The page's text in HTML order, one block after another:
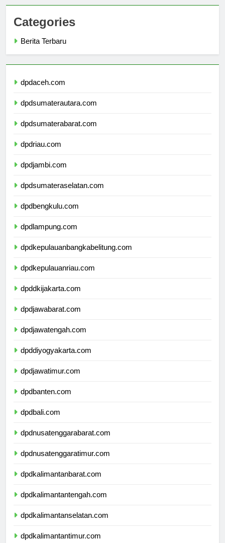
Categories
Berita Terbaru
dpdaceh.com
dpdsumaterautara.com
dpdsumaterabarat.com
dpdriau.com
dpdjambi.com
dpdsumateraselatan.com
dpdbengkulu.com
dpdlampung.com
dpdkepulauanbangkabelitung.com
dpdkepulauanriau.com
dpddkijakarta.com
dpdjawabarat.com
dpdjawatengah.com
dpddiyogyakarta.com
dpdjawatimur.com
dpdbanten.com
dpdbali.com
dpdnusatenggarabarat.com
dpdnusatenggaratimur.com
dpdkalimantanbarat.com
dpdkalimantantengah.com
dpdkalimantanselatan.com
dpdkalimantantimur.com